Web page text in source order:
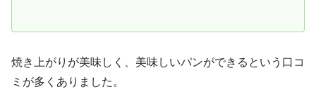
焼き上がりが美味しく、美味しいパンができるという口コ
ミが多くありました。